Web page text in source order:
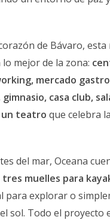
de Bávaro, esta
mejor de la zona:
mercado
casa club,
teatro que celebra
del mar, Oceana
muelles para
para explorar o
sol. Todo el proyecto